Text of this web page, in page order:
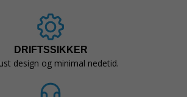
DRIFTSSIKKER
design og minimal nedetid.